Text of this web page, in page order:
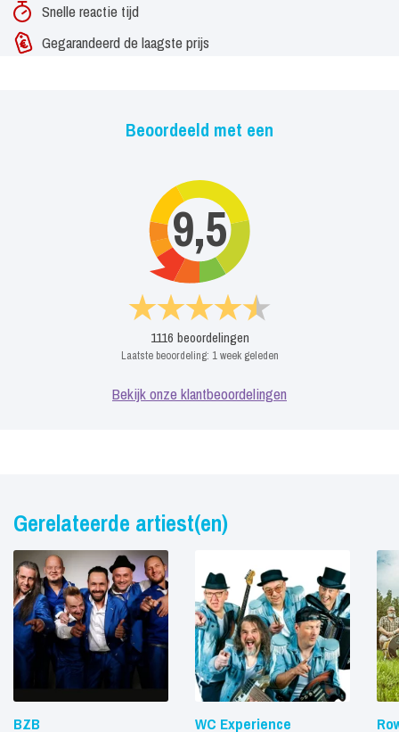
Snelle reactie tijd
Gegarandeerd de laagste prijs
Beoordeeld met een
9,5
1116 beoordelingen
Laatste beoordeling: 1 week geleden
Bekijk onze klantbeoordelingen
Gerelateerde artiest(en)
BZB WC Experience